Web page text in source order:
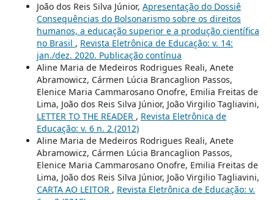
João dos Reis Silva Júnior, Apresentação do Dossiê
Consequências do Bolsonarismo sobre os direitos
humanos, a educação superior e a produção científica
no Brasil , Revista Eletrônica de Educação: v. 14:
jan./dez. 2020. Publicação contínua
Aline Maria de Medeiros Rodrigues Reali, Anete
Abramowicz, Cármen Lúcia Brancaglion Passos,
Elenice Maria Cammarosano Onofre, Emilia Freitas de
Lima, João dos Reis Silva Júnior, João Virgilio Tagliavini,
LETTER TO THE READER , Revista Eletrônica de
Educação: v. 6 n. 2 (2012)
Aline Maria de Medeiros Rodrigues Reali, Anete
Abramowicz, Cármen Lúcia Brancaglion Passos,
Elenice Maria Cammarosano Onofre, Emilia Freitas de
Lima, João dos Reis Silva Júnior, João Virgilio Tagliavini,
CARTA AO LEITOR , Revista Eletrônica de Educação: v.